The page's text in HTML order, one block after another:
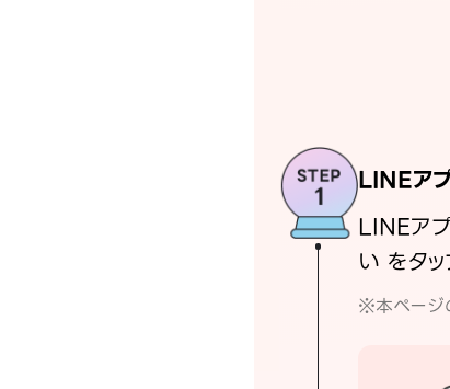
LINEア
LINEア
い をタ
※本ページ